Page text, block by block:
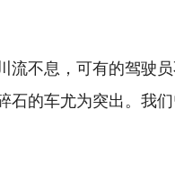
流不息，可有的驾驶
石的车尤为突出。我